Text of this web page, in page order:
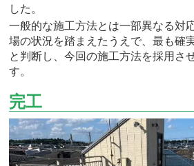
した。
一般的な施工方法とは一部異なる対
場の状況を踏まえたうえで、最も確
と判断し、今回の施工方法を採用さ
す。
完工